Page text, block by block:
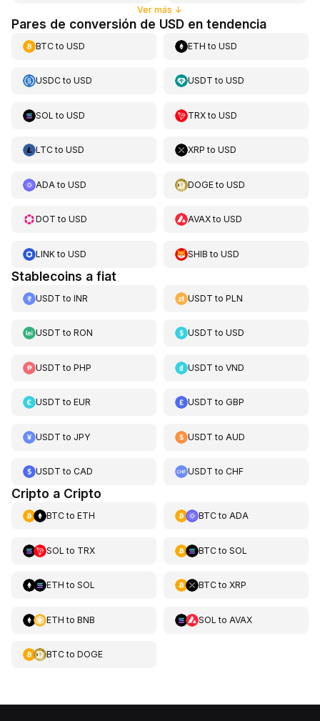
Ver más ↓
Pares de conversión de USD en tendencia
BTCto USD ETH toUSD
USDCto USD USDT toUSD
SOL to USD TRXtoUSD
LTCto USD XRP toUSD
ADA to USD DOGEtoUSD
DOT to USD AVAXtoUSD
LINKto USD SHIB toUSD
Stablecoins a fiat
USDT to INR USDT toPLN
USDT to RON USDT toUSD
USDT to PHP USDT toVND
USDT to EUR USDT toGBP
USDT to JPY USDT to AUD
USDT to CAD USDT toCHF
Cripto a Cripto
BTCto ETH BTCto ADA
SOL to TRX BTCto SOL
ETH to SOL BTCto XRP
ETH to BNB SOL to AVAX
BTCto DOGE